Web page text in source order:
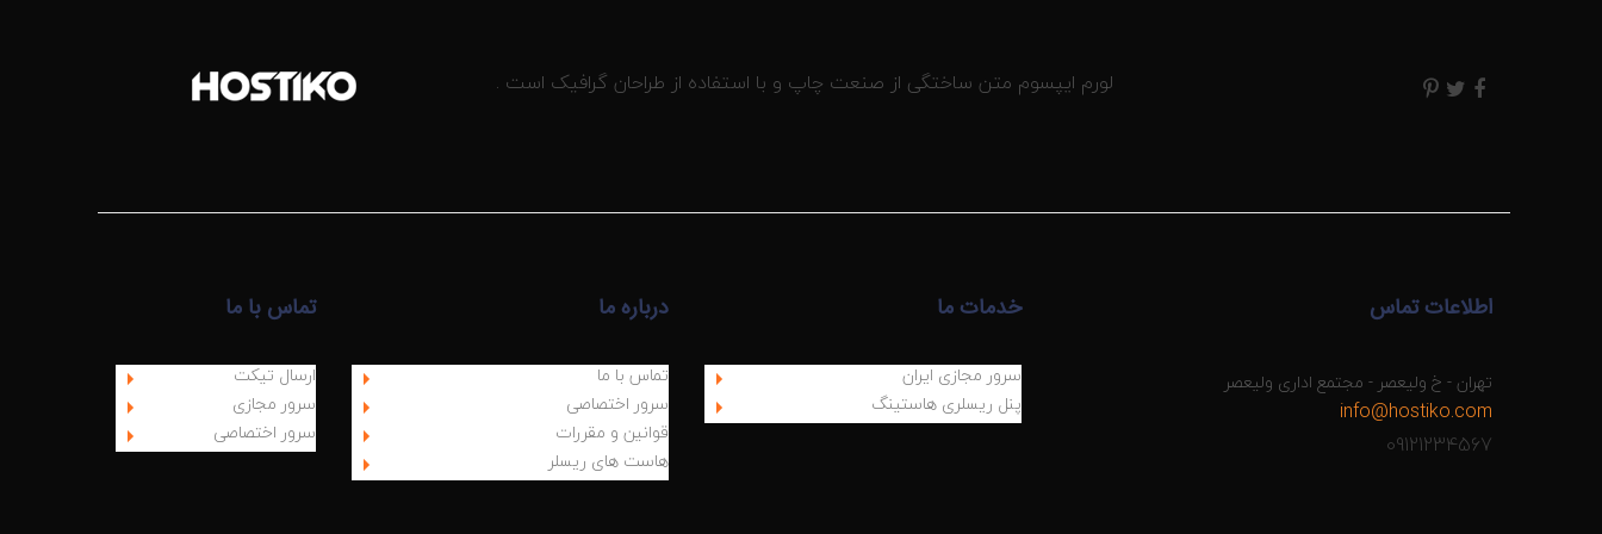
لورم ایپسوم متن ساختگی از صنعت چاپ و با استفاده از طراحان گرافیک است .
اطلاعات تماس
تهران - خ ولیعصر - مجتمع اداری ولیعصر
info@hostiko.com
09121234567
خدمات ما
سرور مجازی ایران
پنل ریسلری هاستینگ
درباره ما
تماس با ما
سرور اختصاصی
قوانین و مقررات
هاست های ریسلر
تماس با ما
ارسال تیکت
سرور مجازی
سرور اختصاصی